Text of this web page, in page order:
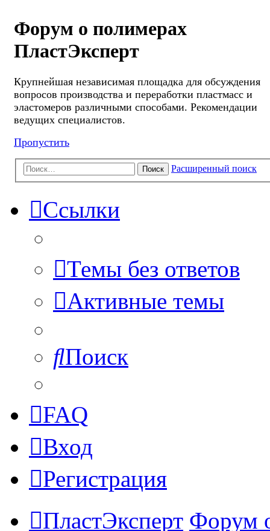
Форум о полимерах
ПластЭксперт
Крупнейшая независимая площадка для обсуждения
вопросов производства и переработки пластмасс и
эластомеров различными способами. Рекомендации
ведущих специалистов.
Пропустить
Поиск Расширенный поиск
Ссылки
Темы без ответов
Активные темы
Поиск
FAQ
Вход
Регистрация
ПластЭксперт Форум